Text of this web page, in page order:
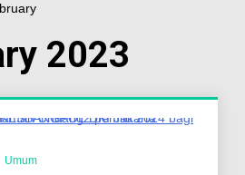
2023
Umum